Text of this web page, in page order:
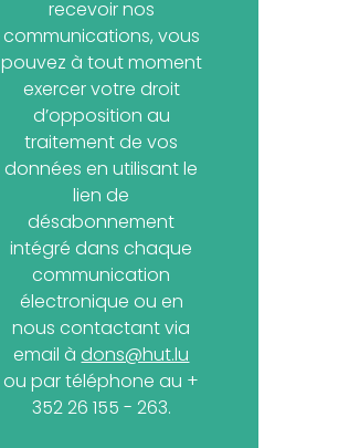
recevoir nos
communications, vous
pouvez à tout moment
exercer votre droit
d’opposition au
traitement de vos
données en utilisant le
lien de
désabonnement
intégré dans chaque
communication
électronique ou en
nous contactant via
email àdons@hut.lu
ou par téléphone au +
352 26 155 - 263.